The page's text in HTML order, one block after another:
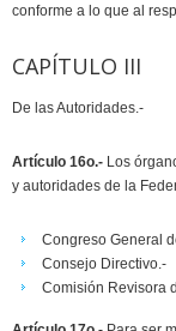
conforme a lo que al
CAPÍTULO III
De las Autoridades.-
Artículo 16o.- Los
y autoridades de la
Congreso General
Consejo Directivo.-
Comisión Revisora